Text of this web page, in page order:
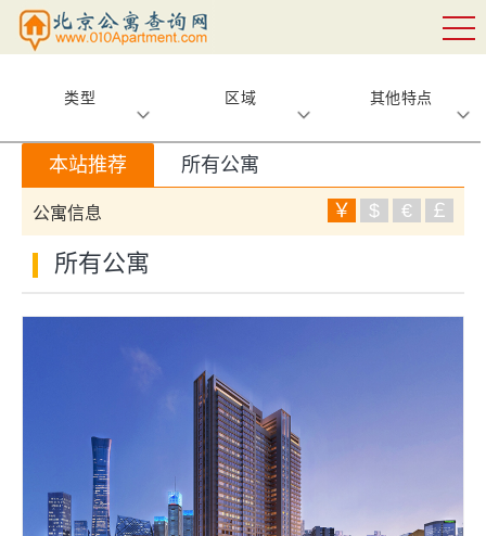
类型 区域 其他特点
本站推荐 所有公寓
公寓信息 ￥ $ € ￡
所有公寓